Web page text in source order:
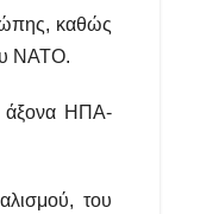
καθώς
ΝΑΤΟ.
άξονα ΗΠΑ-
του